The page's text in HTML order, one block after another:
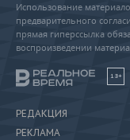
Использование
предварительного
прямая гиперссылка
воспроизведении
18+
РЕДАКЦИЯ
РЕКЛАМА